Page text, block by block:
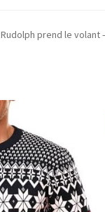
Rudolph prend le volant